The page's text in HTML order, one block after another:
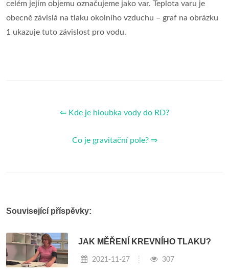
celém jejím objemu označujeme jako var. Teplota varu je
obecně závislá na tlaku okolního vzduchu – graf na obrázku
1 ukazuje tuto závislost pro vodu.
⇐ Kde je hloubka vody do RD?
Co je gravitační pole? ⇒
Související příspěvky:
JAK MĚŘENÍ KREVNÍHO TLAKU?
2021-11-27 307